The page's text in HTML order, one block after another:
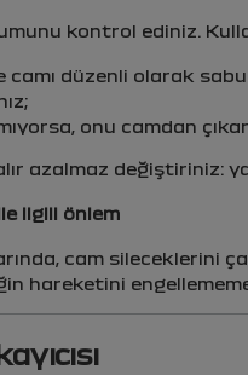
kontrol ediniz.
camı düzenli olarak
onu camdan
azalmaz değiştiriniz:
ilgili önlem
cam sileceklerini
hareketini